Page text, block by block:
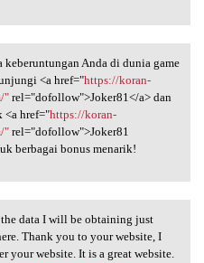
keberuntungan
keberuntungan Anda di dunia game
<a href="https://koran-
"rel="dofollow">Joker81</a> dan
<a href="https://koran-
"rel="dofollow">Joker81
berbagai bonus menarik!
the data I
data I will be obtaining just
Thank you to your website, I
your website. It is a great website.